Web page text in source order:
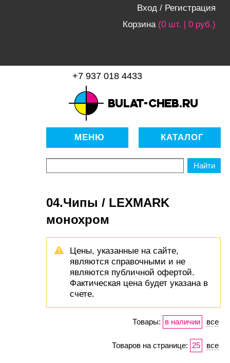
Вход / Регистрация
Корзина (0 шт. | 0 руб.)
материалы для копировально-
множительной техники
+7 937 018 4433
МЕНЮ КАТАЛОГ
04.Чипы / LEXMARK
монохром
Цены, указанные на сайте,
являются справочными и не
являются публичной офертой.
Фактическая цена будет указана в
счете.
Товары: в наличии все
Товаров на странице: 25 все